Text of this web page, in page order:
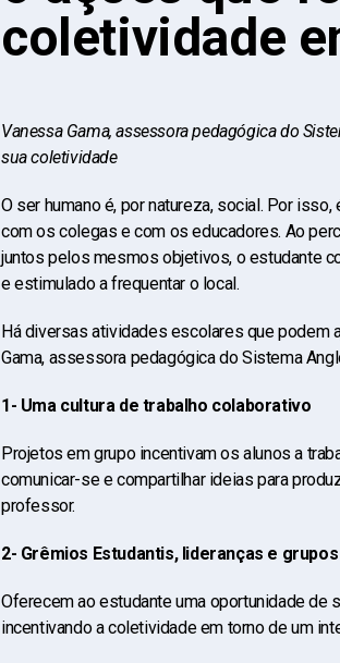
coletividade
Vanessa Gama, assessora pedagógica do
sua coletividade
O ser humano é, por natureza, social. Por
com os colegas e com os educadores. Ao
juntos pelos mesmos objetivos, o estudante
e estimulado a frequentar o local.
Há diversas atividades escolares que podem
Gama, assessora pedagógica do Sistema
1- Uma cultura de trabalho colaborativo
Projetos em grupo incentivam os alunos a
comunicar-se e compartilhar ideias para
professor.
2- Grêmios Estudantis, lideranças e
Oferecem ao estudante uma oportunidade
incentivando a coletividade em torno de um